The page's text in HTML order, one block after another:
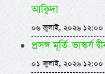
আক্বিদা
০৬ জুলাই, ২০২৬ ১২:০০
প্রসঙ্গ মূর্তি-ভাস্কর্য
০১ জুলাই, ২০২৬ ১২:০০